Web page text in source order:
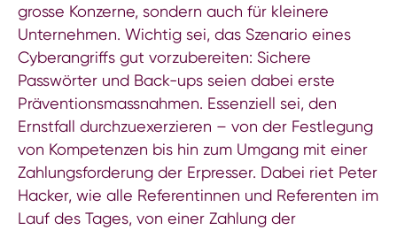
grosse Konzerne, sondern auch für kleinere
Unternehmen. Wichtig sei, das Szenario eines
Cyberangriffs gut vorzubereiten: Sichere
Passwörter und Back-ups seien dabei erste
Präventionsmassnahmen. Essenziell sei, den
Ernstfall durchzuexerzieren – von der Festlegung
von Kompetenzen bis hin zum Umgang mit einer
Zahlungsforderung der Erpresser. Dabei riet Peter
Hacker, wie alle Referentinnen und Referenten im
Lauf des Tages, von einer Zahlung der